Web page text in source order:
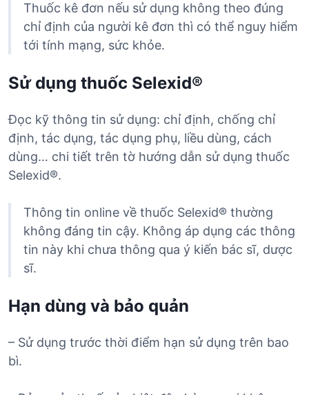
Thuốc kê đơn nếu sử dụng không theo đúng
chỉ định của người kê đơn thì có thể nguy hiểm
tới tính mạng, sức khỏe.
Sử dụng thuốc Selexid®
Đọc kỹ thông tin sử dụng: chỉ định, chống chỉ
định, tác dụng, tác dụng phụ, liều dùng, cách
dùng… chi tiết trên tờ hướng dẫn sử dụng thuốc
Selexid®.
Thông tin online về thuốc Selexid® thường
không đáng tin cậy. Không áp dụng các thông
tin này khi chưa thông qua ý kiến bác sĩ, dược
sĩ.
Hạn dùng và bảo quản
– Sử dụng trước thời điểm hạn sử dụng trên bao
bì.